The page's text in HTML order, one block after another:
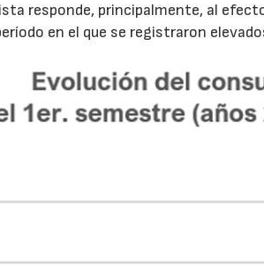
responde, principalmente, al
en el que se registraron